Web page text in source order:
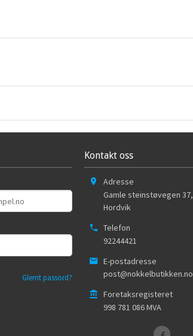
Glemt passord?
Kontakt oss
Adresse
Gamle steinstøvegen 37,
Hordvik
Telefon
92244421
E-postadresse
post@nokkelbutikken.no
Foretaksregisteret
998 781 086 MVA